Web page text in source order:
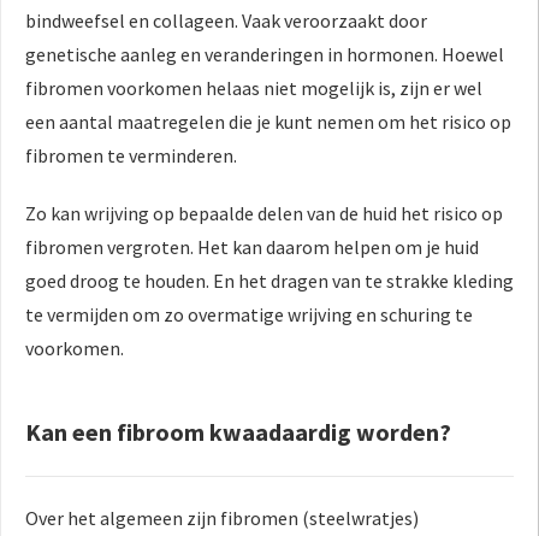
bindweefsel en collageen. Vaak veroorzaakt door
genetische aanleg en veranderingen in hormonen. Hoewel
fibromen voorkomen helaas niet mogelijk is, zijn er wel
een aantal maatregelen die je kunt nemen om het risico op
fibromen te verminderen.
Zo kan wrijving op bepaalde delen van de huid het risico op
fibromen vergroten. Het kan daarom helpen om je huid
goed droog te houden. En het dragen van te strakke kleding
te vermijden om zo overmatige wrijving en schuring te
voorkomen.
Kan een fibroom kwaadaardig worden?
Over het algemeen zijn fibromen (steelwratjes)